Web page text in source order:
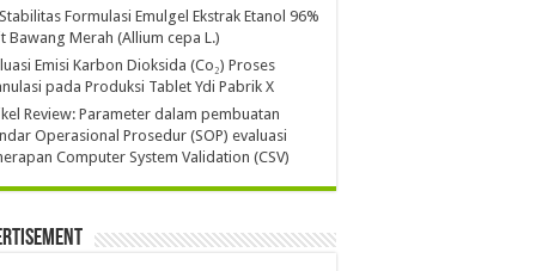
Formulasi Emulgel Ekstrak Etanol 96%
Bawang Merah (Allium cepa L.)
Emisi Karbon Dioksida (Co₂) Proses
pada Produksi Tablet Ydi Pabrik X
Review: Parameter dalam pembuatan
Operasional Prosedur (SOP) evaluasi
Computer System Validation (CSV)